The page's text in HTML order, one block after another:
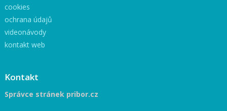
cookies
ochrana údajů
videonávody
kontakt web
Kontakt
Správce stránek pribor.cz